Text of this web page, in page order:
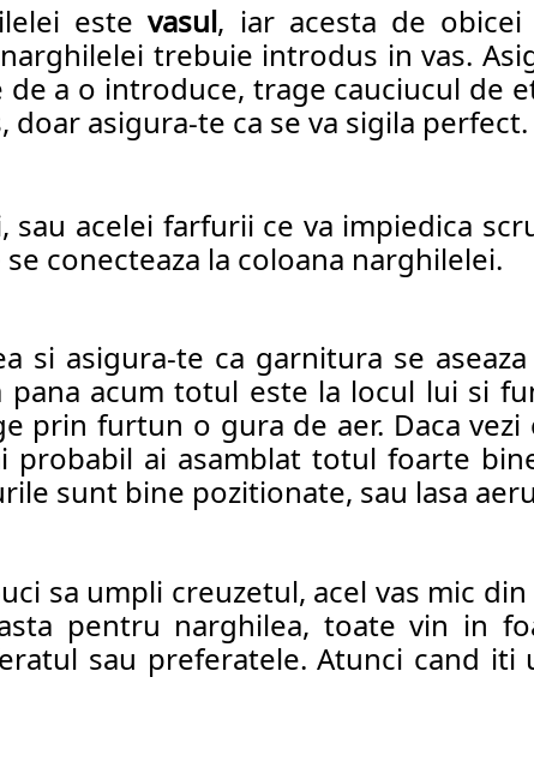
este vasul, iar acesta de
trebuie introdus in vas.
a o introduce, trage cauciucul de
, doar asigura-te ca se va sigila perfect.
, sau acelei farfurii ce va impiedica
conecteaza la coloana narghilelei.
si asigura-te ca garnitura se
acum totul este la locul lui si
prin furtun o gura de aer. Daca
probabil ai asamblat totul foarte
sunt bine pozitionate, sau lasa
sa umpli creuzetul, acel vas mic
pentru narghilea, toate vin in
sau preferatele. Atunci cand